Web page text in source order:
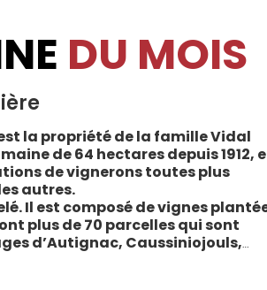
DU MOIS
la propriété de la famille Vidal
de 64 hectares depuis 1912,
de vignerons toutes plus
autres.
Il est composé de vignes
plus de 70 parcelles qui sont
d’Autignac, Caussiniojouls,
nord de l’aire de l’Appellation. La